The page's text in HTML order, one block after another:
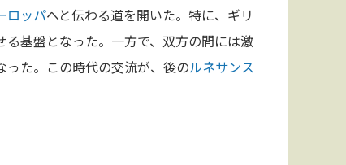
ロッパへと伝わる道を開いた。特に、ギリ
基盤となった。一方で、双方の間には激
た。この時代の交流が、後のルネサンス